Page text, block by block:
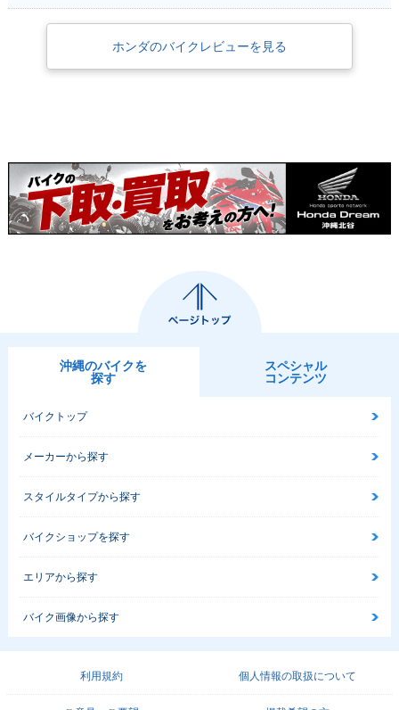
ホンダのバイクレビューを見る
沖縄のバイクを
探す
スペシャル
コンテンツ
バイクトップ
メーカーから探す
スタイルタイプから探す
バイクショップを探す
エリアから探す
バイク画像から探す
利用規約 個人情報の取扱について